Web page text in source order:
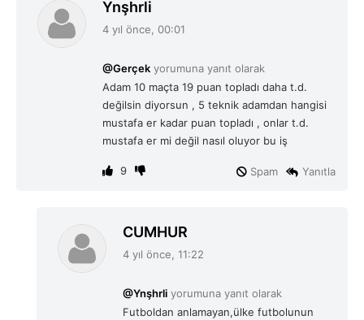
Ynşhrli
k
:
4 yıl önce, 00:01
@Gerçek yorumuna yanıt olarak
Adam 10 maçta 19 puan topladı daha t.d.
değilsin diyorsun , 5 teknik adamdan hangisi
mustafa er kadar puan topladı , onlar t.d.
mustafa er mi değil nasıl oluyor bu iş
9 Yanıtla
Spam
CUMHUR
4 yıl önce, 11:22
@Ynşhrli yorumuna yanıt olarak
Futboldan anlamayan,ülke futbolunun